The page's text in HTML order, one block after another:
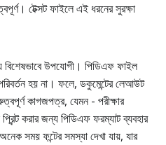
টেক্সট ফাইলে এই ধরনের সুরক্ষা
বিশেষভাবে উপযোগী। পিডিএফ ফাইল
হয় না। ফলে, ডকুমেন্টের লেআউট
কাগজপত্র, যেমন - পরীক্ষার
করার জন্য পিডিএফ ফরম্যাট ব্যবহার
সময় ফন্টের সমস্যা দেখা যায়, যার